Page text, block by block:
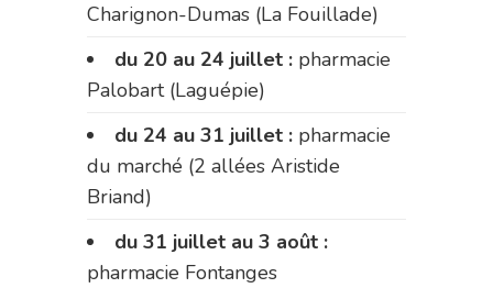
Charignon-Dumas (La Fouillade)
du 20 au 24 juillet : pharmacie
Palobart (Laguépie)
du 24 au 31 juillet : pharmacie
du marché (2 allées Aristide
Briand)
du 31 juillet au 3 août :
pharmacie Fontanges